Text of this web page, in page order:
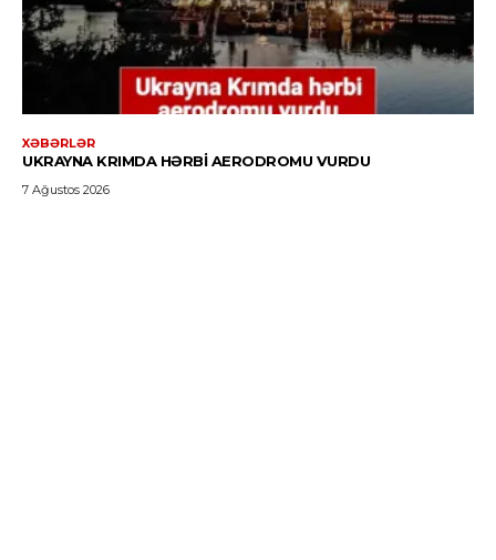
XƏBƏRLƏR
UKRAYNA KRIMDA HƏRBI AERODROMU VURDU
7 Ağustos 2026